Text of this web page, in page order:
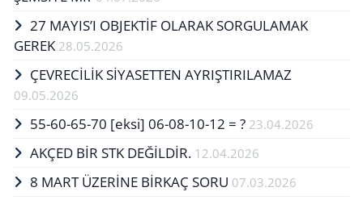
27 MAYIS’I OB­JEKTİF OLA­RAK SOR­GU­LA­MAK
GEREK 28.05.2026
ÇEVRECİLİK SİYASETTEN AYRIŞTIRILAMAZ
09.05.2026
55-60-65-70 [eksi] 06-08-10-12 = ? 23.04.2026
AKÇED BİR STK DEĞİLDİR. 12.04.2026
8 MART ÜZERİNE BİRKAÇ SORU 07.03.2026